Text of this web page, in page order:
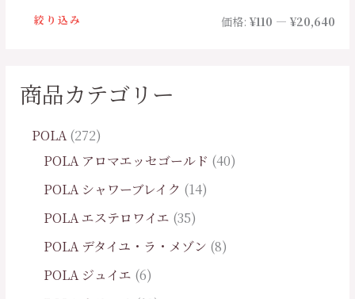
絞り込み 価格: ¥110 — ¥20,640
商品カテゴリー
POLA 272
POLA アロマエッセゴールド 40
POLA シャワーブレイク
14
POLA エステロワイエ 35
POLA デタイユ・ラ・メゾン 8
POLA ジュイエ 6